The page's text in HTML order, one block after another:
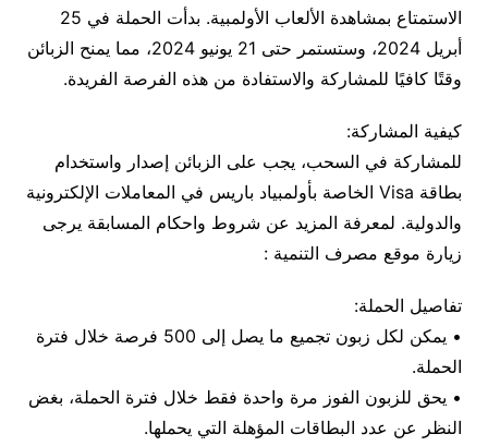
الاستمتاع بمشاهدة الألعاب الأولمبية. بدأت الحملة في 25
أبريل 2024، وستستمر حتى 21 يونيو 2024، مما يمنح الزبائن
وقتًا كافيًا للمشاركة والاستفادة من هذه الفرصة الفريدة.
كيفية المشاركة:
للمشاركة في السحب، يجب على الزبائن إصدار واستخدام
بطاقة Visa الخاصة بأولمبياد باريس في المعاملات الإلكترونية
والدولية. لمعرفة المزيد عن شروط واحكام المسابقة يرجى
زيارة موقع مصرف التنمية :
تفاصيل الحملة:
• يمكن لكل زبون تجميع ما يصل إلى 500 فرصة خلال فترة
الحملة.
• يحق للزبون الفوز مرة واحدة فقط خلال فترة الحملة، بغض
النظر عن عدد البطاقات المؤهلة التي يحملها.